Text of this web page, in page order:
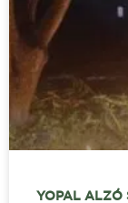
YOPAL ALZÓ